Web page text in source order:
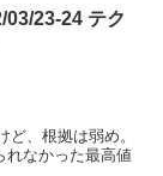
03/23-24 テク
、根拠は弱め。
れなかった最高値